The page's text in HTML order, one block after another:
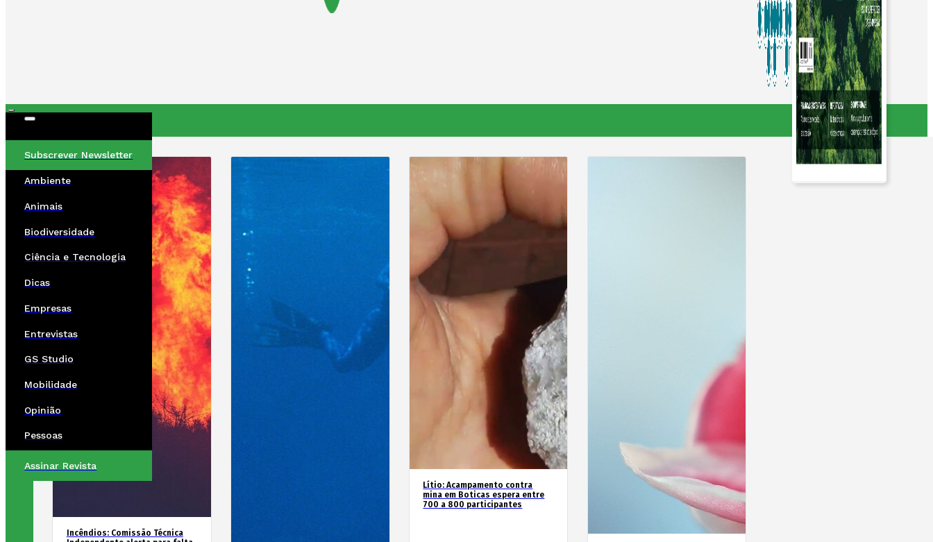
Subscrever Newsletter
Ambiente
Animais
Biodiversidade
Ciência e Tecnologia
Dicas
Empresas
Entrevistas
GS Studio
Mobilidade
Opinião
Pessoas
Assinar Revista
Incêndios: Comissão Técnica
Lítio: Acampamento contra
mina em Boticas espera entre
700 a 800 participantes